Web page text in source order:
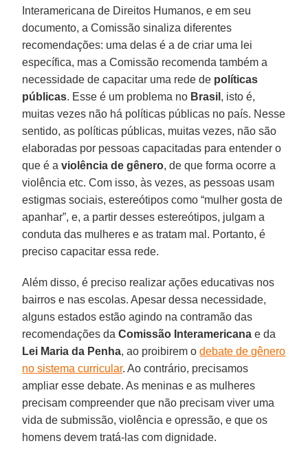
Interamericana de Direitos Humanos, e em seu
documento, a Comissão sinaliza diferentes
recomendações: uma delas é a de criar uma lei
específica, mas a Comissão recomenda também a
necessidade de capacitar uma rede de políticas
públicas. Esse é um problema no Brasil , isto é,
muitas vezes não há políticas públicas no país. Nesse
sentido, as políticas públicas, muitas vezes, não são
elaboradas por pessoas capacitadas para entender o
que é aviolência de gênero, de que forma ocorre a
violência etc. Com isso, às vezes, as pessoas usam
estigmas sociais, estereótipos como “mulher gosta de
apanhar”, e, a partir desses estereótipos, julgam a
conduta das mulheres e as tratam mal. Portanto, é
preciso capacitar essa rede.
Além disso, é preciso realizar ações educativas nos
bairros e nas escolas. Apesar dessa necessidade,
alguns estados estão agindo na contramão das
recomendações daComissão Interamericana e da
Lei Maria da Penha, ao proibirem odebate de gênero
no sistema curricular. Ao contrário, precisamos
ampliar esse debate. As meninas e as mulheres
precisam compreender que não precisam viver uma
vida de submissão, violência e opressão, e que os
homens devem tratá-las com dignidade.